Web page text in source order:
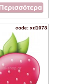
code: xd1078